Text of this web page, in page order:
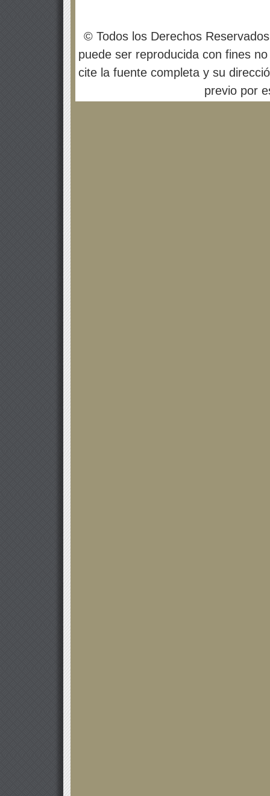
© Todos los Derechos
puede ser reproducida con fines
cite la fuente completa y su
previo por